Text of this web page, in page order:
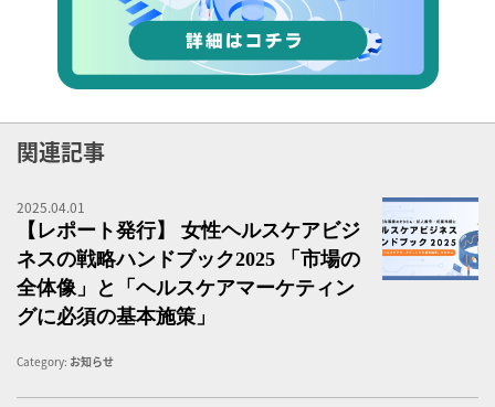
関連記事
2025.04.01
【レポート発行】 女性ヘルスケアビジ
ネスの戦略ハンドブック2025 「市場の
全体像」と「ヘルスケアマーケティン
グに必須の基本施策」
Category: お知らせ